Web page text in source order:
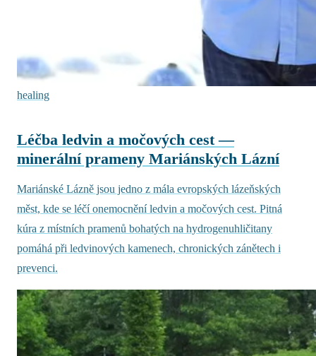
healing
Léčba ledvin a močových cest —
minerální prameny Mariánských Lázní
Mariánské Lázně jsou jedno z mála evropských lázeňských
měst, kde se léčí onemocnění ledvin a močových cest. Pitná
kúra z místních pramenů bohatých na hydrogenuhličitany
pomáhá při ledvinových kamenech, chronických zánětech i
prevenci.